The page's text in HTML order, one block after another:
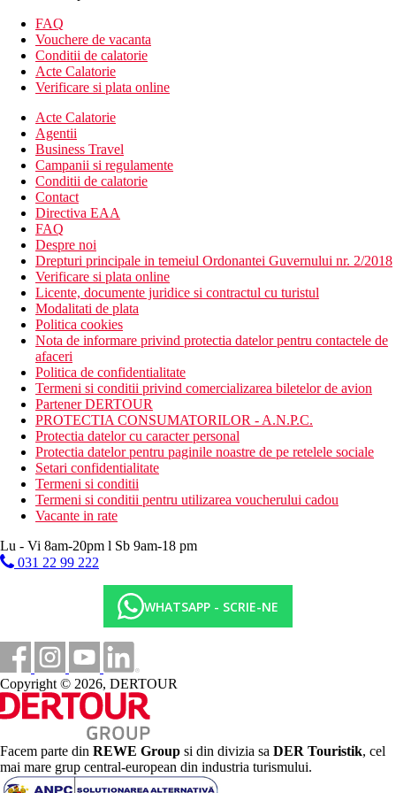
Cazare contra cost
Descrierea hotelului
hol de intrare cu receptie
2 restaurante principale (1 cu terasa si vedere la mare)
2 restaurante a la carte - oriental, grill
bar langa piscina
bar pe plaja
bar in receptie
cafenea
braserie
Wi-Fi in hol (gratuit)
magazine
salon de infrumusetare
2 piscine (sezlonguri, umbrele si prosoape gratuite); iarna
1 piscina incalzita
terasa la soare
mini club
loc de joaca
Descrierea plajei
nisipos
sezlonguri, umbrele si prosoape gratuite
bar pe plaja
Activitati sportive gratuite
programe de animatie
programe de seara
biliard
tenis si squash (iluminare contra cost)
fitness
tenis de masa
volei
Activitati sportive contra cost
centru de scufundari
sporturi acvatice pe plaja
jacuzzi
Mese
All Inclusive
Micul dejun, pranzul si cina din bufet
In timpul zilei, o gustare usoara, cafea, ceai, produse de
patiserie dulci
Bauturi alcoolice si nealcoolice selectate de productie
locala (10:00 a.m. - 12:00 a.m.)
FAQ
Vouchere de vacanta
Conditii de calatorie
Acte Calatorie
Verificare si plata online
Acte Calatorie
Agentii
Business Travel
Campanii si regulamente
Conditii de calatorie
Contact
Directiva EAA
FAQ
Despre noi
Drepturi principale in temeiul Ordonantei Guvernului nr. 2/2018
Verificare si plata online
Licente, documente juridice si contractul cu turistul
Modalitati de plata
Politica cookies
Nota de informare privind protectia datelor pentru contactele de
afaceri
Politica de confidentialitate
Termeni si conditii privind comercializarea biletelor de avion
Partener DERTOUR
PROTECTIA CONSUMATORILOR - A.N.P.C.
Protectia datelor cu caracter personal
Protectia datelor pentru paginile noastre de pe retelele sociale
Setari confidentialitate
Termeni si conditii
Termeni si conditii pentru utilizarea voucherului cadou
Vacante in rate
Lu - Vi 8am-20pm l Sb 9am-18 pm
031 22 99 222
WHATSAPP - SCRIE-NE
Copyright © 2026, DERTOUR
Facem parte din REWE Group si din divizia sa DER Touristik, cel
mai mare grup central-european din industria turismului.